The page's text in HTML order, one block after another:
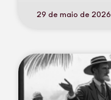
29 de maio de 2026